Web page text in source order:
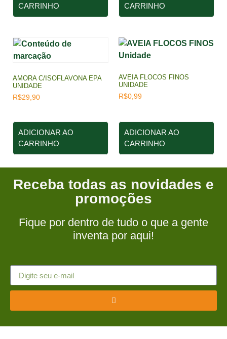
CARRINHO
CARRINHO
AMORA C/ISOFLAVONA EPA
UNIDADE
R$29,90
ADICIONAR AO
CARRINHO
AVEIA FLOCOS FINOS
UNIDADE
R$0,99
ADICIONAR AO
CARRINHO
Receba todas as novidades e
promoções
Fique por dentro de tudo o que a gente
inventa por aqui!